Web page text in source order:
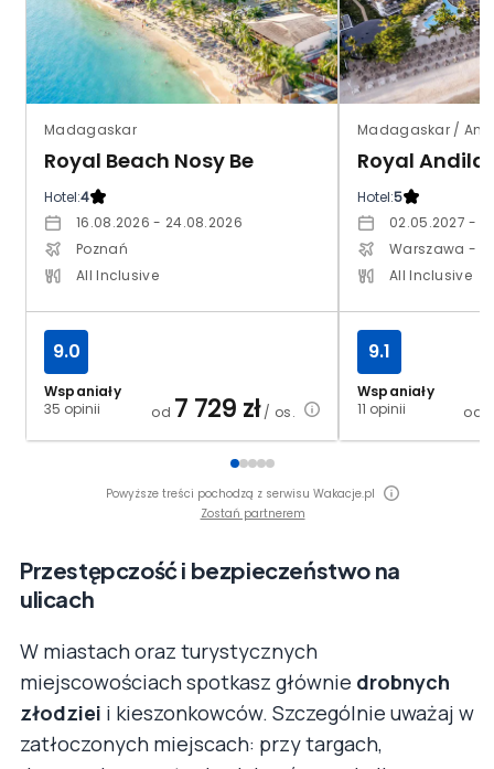
Madagaskar
Royal Beach Nosy Be
Hotel:4
16.08.2026 - 24.08.2026
Poznań
All Inclusive
Wspaniały
35 opinii
9.0
od 7 729 zł/ os.
Madagaskar /
Hotel:5
02.05.2027 -
Warszawa -
All Inclusive
Wspaniały
11 opinii
9.1
od
Powyższe treści pochodzą z serwisu Wakacje.pl
Zostań partnerem
Przestępczość i bezpieczeństwo na
ulicach
W miastach oraz turystycznych
miejscowościach spotkasz głównie drobnych
złodziei i kieszonkowców. Szczególnie uważaj w
zatłoczonych miejscach: przy targach,